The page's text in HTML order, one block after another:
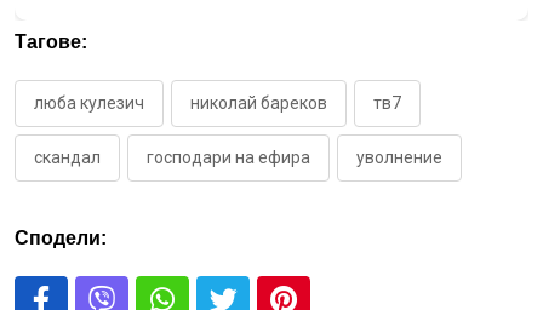
Тагове:
люба кулезич николай бареков тв7
скандал господари на ефира уволнение
Сподели: